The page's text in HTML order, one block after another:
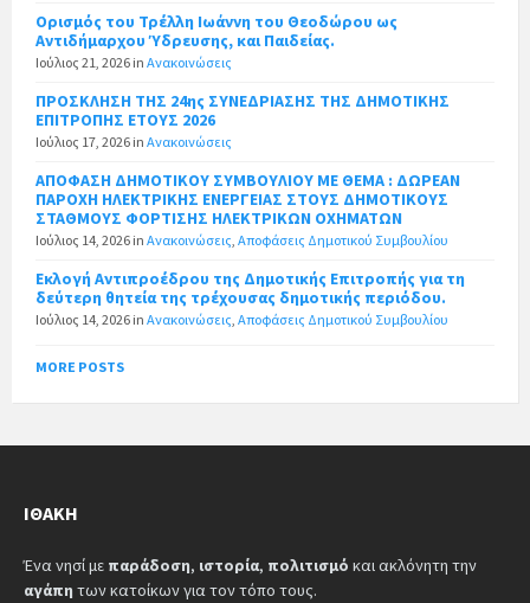
Ορισμός του Τρέλλη Ιωάννη του Θεοδώρου ως
Αντιδήμαρχου Ύδρευσης, και Παιδείας.
Ιούλιος 21, 2026 in Ανακοινώσεις
ΠΡΟΣΚΛΗΣΗ ΤΗΣ 24ης ΣΥΝΕΔΡΙΑΣΗΣ ΤΗΣ ΔΗΜΟΤΙΚΗΣ
ΕΠΙΤΡΟΠΗΣ ΕΤΟΥΣ 2026
Ιούλιος 17, 2026 in Ανακοινώσεις
ΑΠΟΦΑΣΗ ΔΗΜΟΤΙΚΟΥ ΣΥΜΒΟΥΛΙΟΥ ΜΕ ΘΕΜΑ : ΔΩΡΕΑΝ
ΠΑΡΟΧΗ ΗΛΕΚΤΡΙΚΗΣ ΕΝΕΡΓΕΙΑΣ ΣΤΟΥΣ ΔΗΜΟΤΙΚΟΥΣ
ΣΤΑΘΜΟΥΣ ΦΟΡΤΙΣΗΣ ΗΛΕΚΤΡΙΚΩΝ ΟΧΗΜΑΤΩΝ
Ιούλιος 14, 2026 in Ανακοινώσεις Αποφάσεις Δημοτικού Συμβουλίου
Εκλογή Αντιπροέδρου της Δημοτικής Επιτροπής για τη
δεύτερη θητεία της τρέχουσας δημοτικής περιόδου.
Ιούλιος 14, 2026 in Ανακοινώσεις Αποφάσεις Δημοτικού Συμβουλίου
MORE POSTS
ΙΘΆΚΗ
Ένα νησί με παράδοση, ιστορία, πολιτισμό και ακλόνητη την
αγάπη των κατοίκων για τον τόπο τους.